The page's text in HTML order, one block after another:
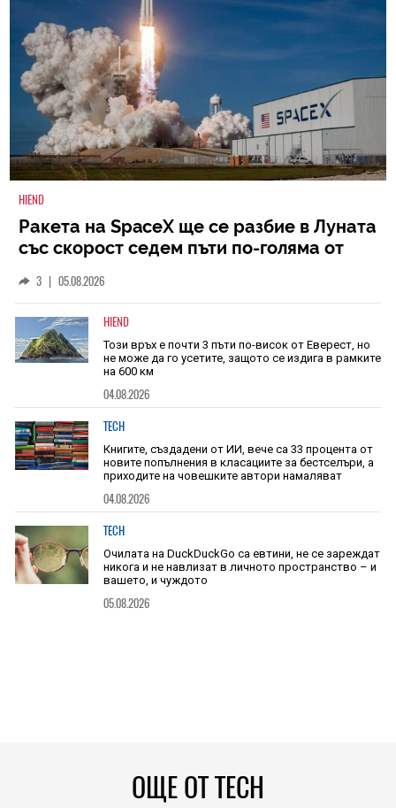
HIEND
Ракета на SpaceX ще се разбие в Луната
със скорост седем пъти по-голяма от
3 | 05.08.2026
HIEND
Този връх е почти 3 пъти по-висок от Еверест, но
не може да го усетите, защото се издига в рамките
на 600 км
04.08.2026
TECH
Книгите, създадени от ИИ, вече са 33 процента от
новите попълнения в класациите за бестселъри, а
приходите на човешките автори намаляват
04.08.2026
TECH
Очилата на DuckDuckGo са евтини, не се зареждат
никога и не навлизат в личното пространство – и
вашето, и чуждото
05.08.2026
ОЩЕ ОТ TECH